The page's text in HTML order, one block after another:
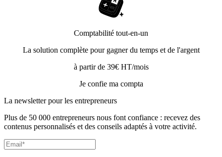
Comptabilité tout-en-un
La solution complète pour gagner du temps et de l'argent
à partir de 39€ HT/mois
Je confie ma compta
La newsletter pour les entrepreneurs
Plus de 50 000 entrepreneurs nous font confiance : recevez des
contenus personnalisés et des conseils adaptés à votre activité.